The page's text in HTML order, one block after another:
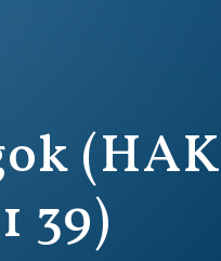
(HAK
39)